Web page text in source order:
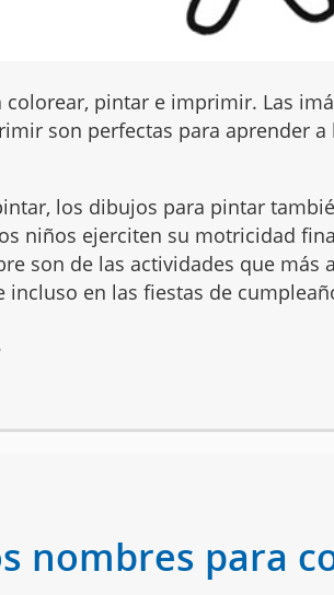
pintar e imprimir. Las
son perfectas para aprender a
los dibujos para pintar
niños ejerciten su motricidad
son de las actividades que más
incluso en las fiestas de
nombres para